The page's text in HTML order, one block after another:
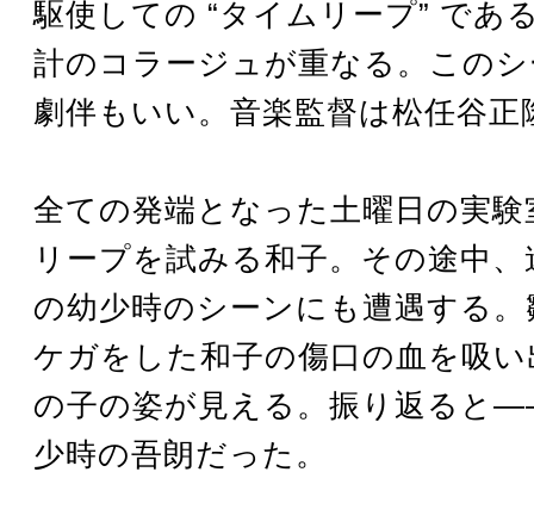
駆使しての “タイムリープ” であ
計のコラージュが重なる。この
劇伴もいい。音楽監督は松任谷正
全ての発端となった土曜日の実
リープを試みる和子。その途中
の幼少時のシーンにも遭遇する
ケガをした和子の傷口の血を吸
の子の姿が見える。振り返ると
少時の吾朗だった。